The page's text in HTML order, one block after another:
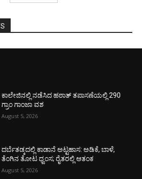
ಕಾಲೇಜಿನಲ್ಲಿ ನಡೆಸಿದ ಹಠಾತ್ ತಪಾಸಣೆಯಲ್ಲಿ 290
ಗ್ರಾಂ ಗಾಂಜಾ ವಶ
August 5, 2026
ದರ್ಬೆತಡ್ಕದಲ್ಲಿ ಕಾಡಾನೆ ಅಟ್ಟಹಾಸ: ಅಡಿಕೆ, ಬಾಳೆ,
ತೆಂಗಿನ ತೋಟ ಧ್ವಂಸ; ರೈತರಲ್ಲಿ ಆತಂಕ
August 5, 2026